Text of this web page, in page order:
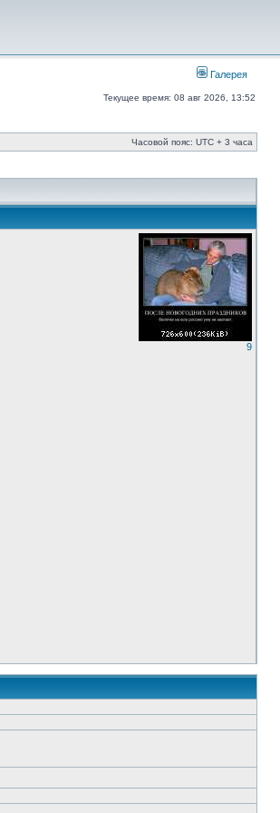
Галерея
Текущее время: 08 авг 2026, 13:52
Часовой пояс: UTC + 3 часа
9